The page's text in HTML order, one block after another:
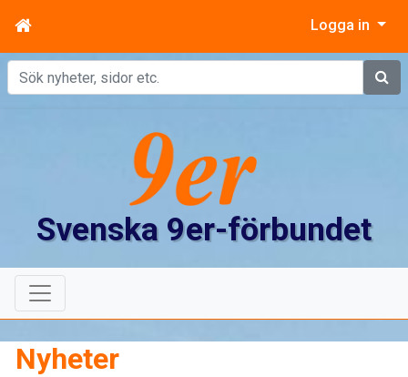
Logga in
Sök
Svenska 9er-förbundet
Nyheter